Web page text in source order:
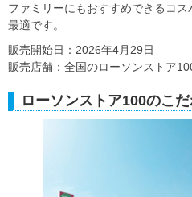
ファミリーにもおすすめできるコ
最適です。
販売開始日：2026年4月29日
販売店舗：全国のローソンストア
ローソンストア100のこだ